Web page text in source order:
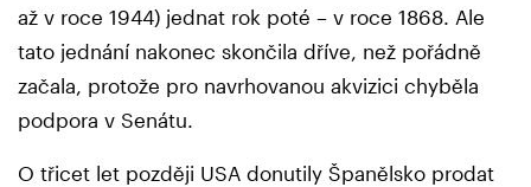
až v roce 1944) jednat rok poté – v roce 1868. Ale
tato jednání nakonec skončila dříve, než pořádně
začala, protože pro navrhovanou akvizici chyběla
podpora v Senátu.
O třicet let později USA donutily Španělsko prodat